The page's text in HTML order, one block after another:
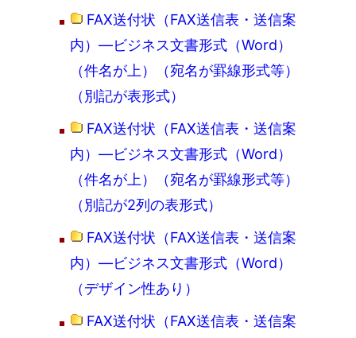
FAX送付状（FAX送信表・送信案
内）―ビジネス文書形式（Word）
（件名が上）（宛名が罫線形式等）
（別記が表形式）
FAX送付状（FAX送信表・送信案
内）―ビジネス文書形式（Word）
（件名が上）（宛名が罫線形式等）
（別記が2列の表形式）
FAX送付状（FAX送信表・送信案
内）―ビジネス文書形式（Word）
（デザイン性あり）
FAX送付状（FAX送信表・送信案